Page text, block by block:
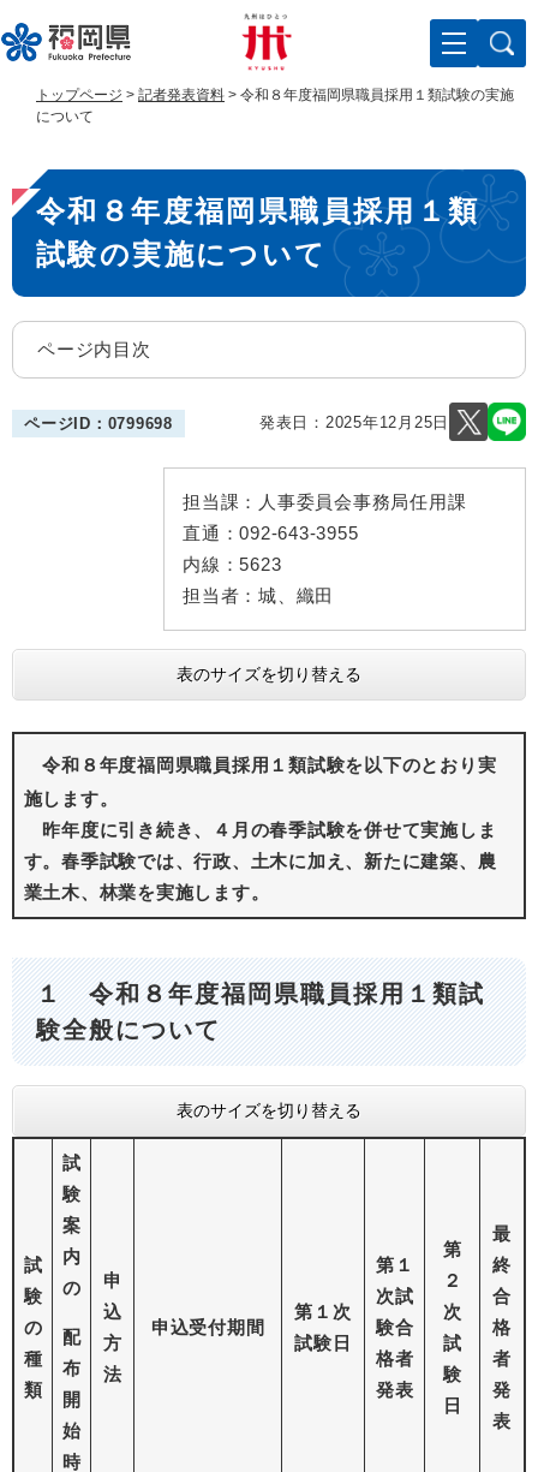
ー
ジ
す
。
ニ
ュ
し
て
へ
トップページ > 記者発表資料 > 令和８年度福岡県職員採用１類試験の実施
について
本
文
令和８年度福岡県職員採用１類
試験の実施について
ページ内目次
ページID：0799698 発表日： 2025年12月25日
担当課： 人事委員会事務局任用課
直通：092-643-3955
内線：5623
担当者： 城、織田
表のサイズを切り替える
令和８年度福岡県職員採用１類試験を以下のとおり実
施します。
昨年度に引き続き、４月の春季試験を併せて実施しま
す。春季試験では、行政、土木に加え、新たに建築、農
業土木、林業を実施します。
１令和８年度福岡県職員採用１類試
験全般について
表のサイズを切り替える
試
験
の
種
類
試
験
案
内
の
配
布
開
始
時
申
込
方
法
申込受付期間
第１次
試験日
第１
次試
験合
格者
発表
第
２
次
試
験
日
最
終
合
格
者
発
表